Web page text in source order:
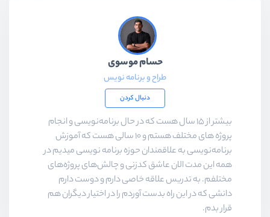
حسام موسوی
طراح و برنامه نویس
دنبال کردن
بیشتر از ۱۵ سال هست که در حال برنامه‌نویسی و انجام
پروژه های مختلف هستم و ۱۰ سالی هست که آموزش
برنامه‌نویسی به علاقمندان حوزه برنامه نویسی میدیم در
همه این مدت الان عاشق کدزنی و چالش‌های پروژه‌های
مختلفم. به تدریس علاقه خاصی دارم و دوست دارم
دانشی که در این راه بدست آوردم را در اختیار دیگران هم
قرار بدم.